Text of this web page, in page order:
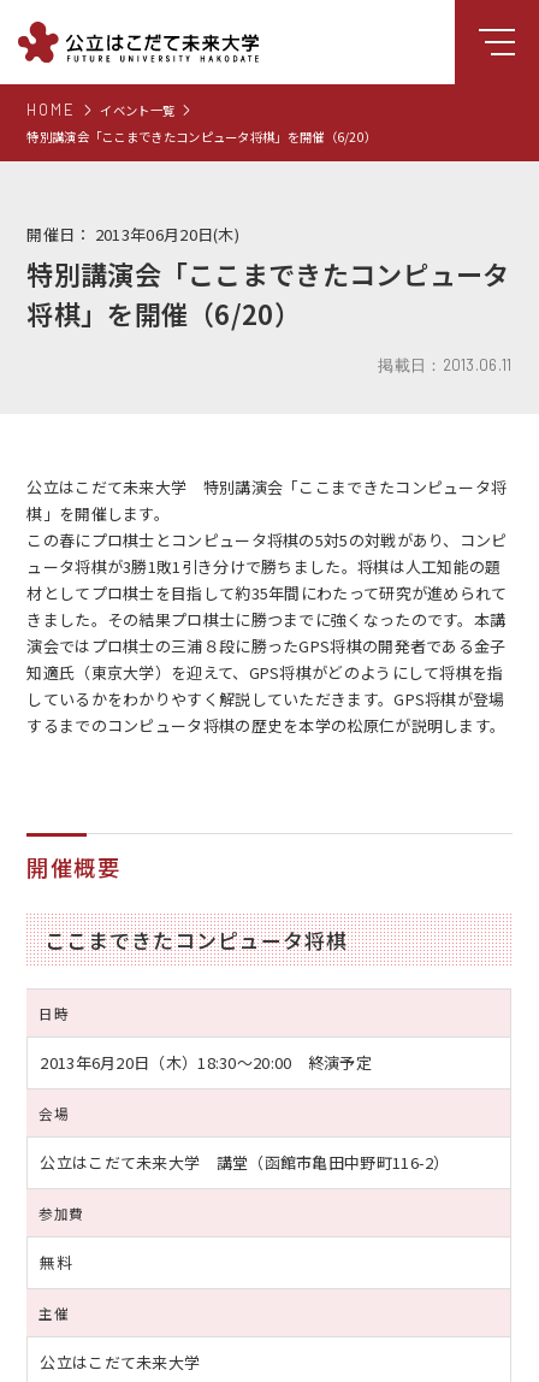
コンセプト動画
大学について
就職支援
学生生活
受験生向け情報
EN アクセス お問合せ
HOME
イベント一覧
特別講演会「ここまできたコンピュータ将棋」を開催（6/20）
開催日： 2013年06月20日(木)
特別講演会「ここまできたコンピュータ
将棋」を開催（6/20）
掲載日：2013.06.11
公立はこだて未来大学 特別講演会「ここまできたコンピュータ将
棋」を開催します。
この春にプロ棋士とコンピュータ将棋の5対5の対戦があり、コンピ
ュータ将棋が3勝1敗1引き分けで勝ちました。将棋は人工知能の題
材としてプロ棋士を目指して約35年間にわたって研究が進められて
きました。その結果プロ棋士に勝つまでに強くなったのです。本講
演会ではプロ棋士の三浦８段に勝ったGPS将棋の開発者である金子
知適氏（東京大学）を迎えて、GPS将棋がどのようにして将棋を指
しているかをわかりやすく解説していただきます。GPS将棋が登場
するまでのコンピュータ将棋の歴史を本学の松原仁が説明します。
開催概要
ここまできたコンピュータ将棋
日時
2013年6月20日（木） 18:30～20:00 終演予定
会場
公立はこだて未来大学 講堂（函館市亀田中野町116-2）
参加費
無料
主催
公立はこだて未来大学